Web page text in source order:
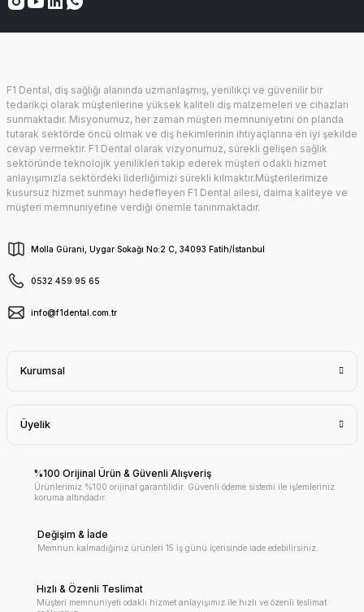
F1 Dental, diş sağlığı alanında uzmanlaşmış, yenilikçi ve güvenilir bir
tedarikçi olarak müşterilerine yüksek kaliteli diş malzemeleri ve cihazları
sunmaktadır. Misyonumuz, her zaman müşteri memnuniyetini ön planda
tutarak sektörde öncü olmak ve diş hekimlerinin ihtiyaçlarına en iyi şekilde
cevap vermektir. F1 Dental olarak vizyonumuz, sürekli gelişen sağlık
sektöründe teknolojik yenilikleri takip ederek müşteri odaklı hizmet
anlayışımızla sektördeki liderliğimizi sürekli kılmaktır.Müşterilerimize
kusursuz hizmet sunmayı hedefleyen F1 Dental ailesi, daima kaliteye ve
müşteri memnuniyetine verdiği önemle tanınmaktadır.
Molla Gürani, Uygar Sokağı No:2 C, 34093 Fatih/İstanbul
0532 459 95 65
info@f1dental.com.tr
Kurumsal
Üyelik
%100 Orijinal Ürün & Güvenli Alışveriş
Ürünlerimiz %100 orijinal garantilidir. Güvenli ödeme sistemi ile işlemleriniz
koruma altındadır.
Değişim & İade
Memnun kalmadığınız ürünleri 15 iş günü içerisinde iade edebilirsiniz.
Hızlı & Özenli Teslimat
Müşteri memnuniyeti odaklı hizmet anlayışımız ile hızlı ve özenli teslimat